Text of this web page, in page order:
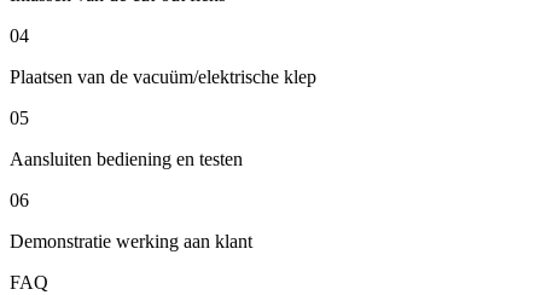
04
Plaatsen van de vacuüm/elektrische klep
05
Aansluiten bediening en testen
06
Demonstratie werking aan klant
FAQ